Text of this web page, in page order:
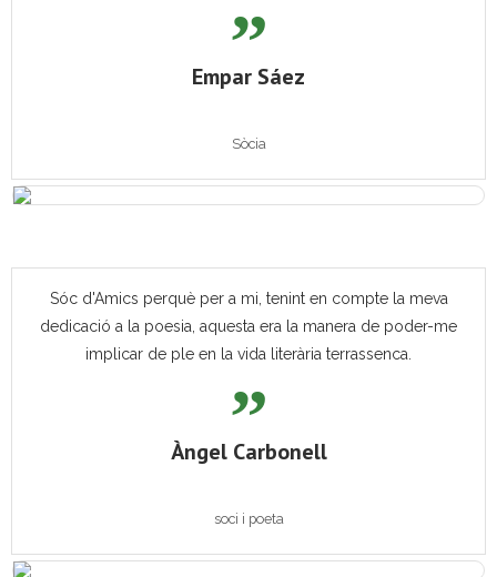
Empar Sáez
Sòcia
Sóc d'Amics perquè per a mi, tenint en compte la meva
dedicació a la poesia, aquesta era la manera de poder-me
implicar de ple en la vida literària terrassenca.
Àngel Carbonell
soci i poeta